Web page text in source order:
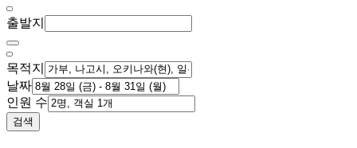
출발지
목적지
날짜
인원 수
검색